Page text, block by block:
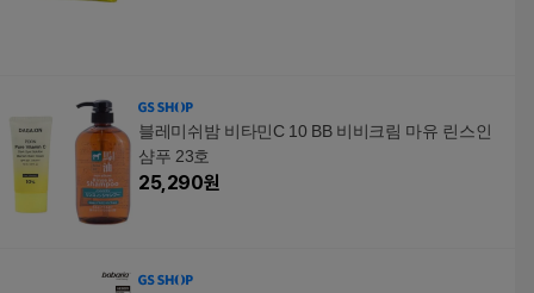
블레미쉬밤 비타민C 10 BB 비비크림 마유 린스인
샴푸 23호
25,290원